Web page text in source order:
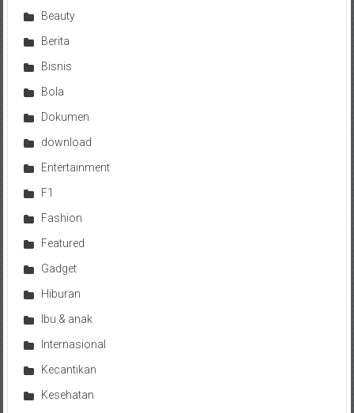
Beauty
Berita
Bisnis
Bola
Dokumen
download
Entertainment
F1
Fashion
Featured
Gadget
Hiburan
Ibu & anak
Internasional
Kecantikan
Kesehatan